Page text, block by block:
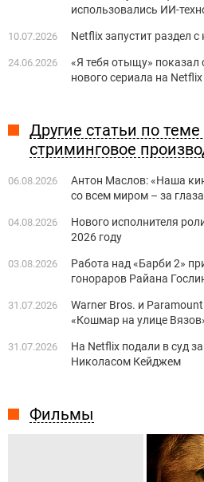
Фильмы
использовались ИИ-
10.07.2026 Netflix запустит раздел
24.06.2026
«Я тебя отыщу»
нового сериала на
Другие статьи по
стриминговое
06.08.2026
Антон Маслов: «Наша
со всем миром – за
04.08.2026
Нового исполнителя
2026 году
03.08.2026
Работа над «Барби 2»
гонораров Райана
31.07.2026
Warner Bros. и
«Кошмар на улице
31.07.2026
На Netflix подали в суд
Николасом Кейджем